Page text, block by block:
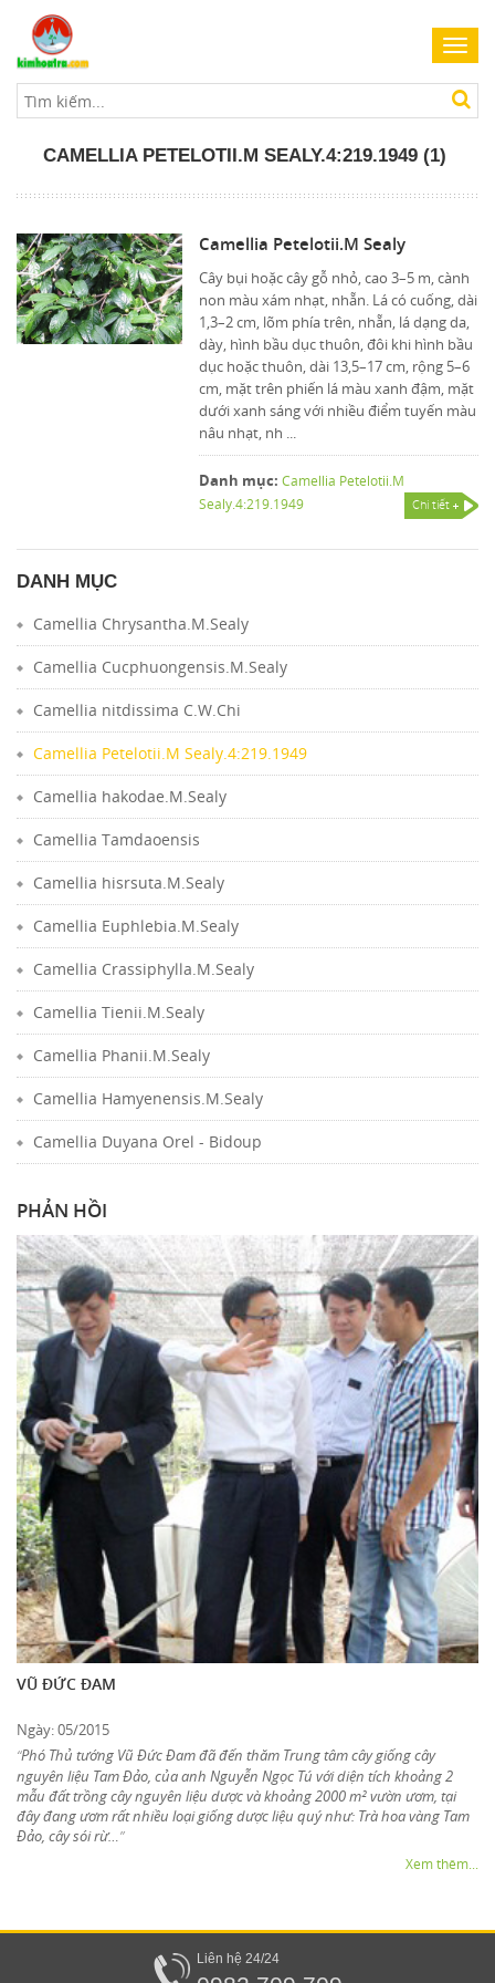
CAMELLIA PETELOTII.M SEALY.4:219.1949 (1)
Camellia Petelotii.M Sealy
Cây bụi hoặc cây gỗ nhỏ, cao 3–5 m, cành
non màu xám nhạt, nhẵn. Lá có cuống, dài
1,3–2 cm, lõm phía trên, nhẵn, lá dạng da,
dày, hình bầu dục thuôn, đôi khi hình bầu
dục hoặc thuôn, dài 13,5–17 cm, rộng 5–6
cm, mặt trên phiến lá màu xanh đậm, mặt
dưới xanh sáng với nhiều điểm tuyến màu
nâu nhạt, nh ...
Danh mục: Camellia Petelotii.M
Sealy.4:219.1949
Chi tiết
DANH MỤC
Camellia Chrysantha.M.Sealy
Camellia Cucphuongensis.M.Sealy
Camellia nitdissima C.W.Chi
Camellia Petelotii.M Sealy.4:219.1949
Camellia hakodae.M.Sealy
Camellia Tamdaoensis
Camellia hisrsuta.M.Sealy
Camellia Euphlebia.M.Sealy
Camellia Crassiphylla.M.Sealy
Camellia Tienii.M.Sealy
Camellia Phanii.M.Sealy
Camellia Hamyenensis.M.Sealy
Camellia Duyana Orel - Bidoup
PHẢN HỒI
VŨ ĐỨC ĐAM
Ngày: 05/2015
“Phó Thủ tướng Vũ Đức Đam đã đến thăm Trung tâm cây giống cây
nguyên liệu Tam Đảo, của anh Nguyễn Ngọc Tú với diện tích khoảng 2
mẫu đất trồng cây nguyên liệu dược và khoảng 2000 m² vườn ươm, tại
đây đang ươm rất nhiều loại giống dược liệu quý như: Trà hoa vàng Tam
Đảo, cây sói rừ… ”
Xem thêm...
Liên hệ 24/24